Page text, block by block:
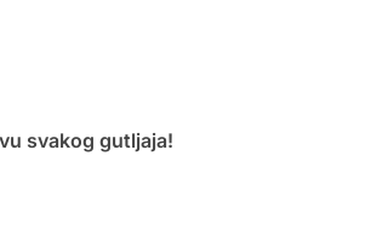
svakog gutljaja!